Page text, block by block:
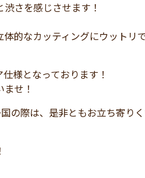
さを感じさせます！
的なカッティングにウットリ
様となっております！
せ！
の際は、是非ともお立ち寄り